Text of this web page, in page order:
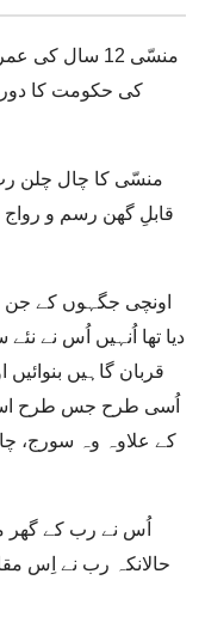
قابلِ گھن رسم و رواج
دیا تھا اُنہیں اُس نے
قربان گاہیں بنوائیں
اُسی طرح جس طرح
کے علاوہ وہ سورج،
حالانکہ رب نے اِس